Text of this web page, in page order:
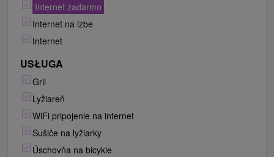
Internet zadarmo
Internet na izbe
Internet
USŁUGA
Gril
Lyžiareň
WiFi pripojenie na internet
Sušiče na lyžiarky
Úschovňa na bicykle